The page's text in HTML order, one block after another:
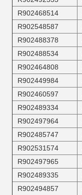
R902468514
R902548587
R902488378
R902488534
R902464808
R902449984
R902460597
R902489334
R902497964
R902485747
R902531574
R902497965
R902489335
R902494857